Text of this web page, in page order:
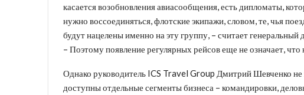
касается возобновления авиасообщения, есть дипломаты,
нужно воссоединяться, флотские экипажи, словом, те, чья
будут нацелены именно на эту группу, – считает
– Поэтому появление регулярных рейсов еще не означает,
Однако руководитель ICS Travel Group Дмитрий Шевченко не
доступны отдельные сегменты бизнеса – командировки,